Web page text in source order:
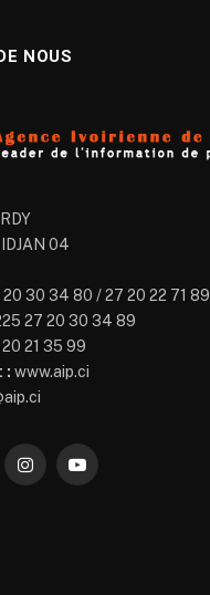
NOUS
04
20 30 34 80 / 27 20 22 71 89
27 20 30 34 89
21 35 99
: www.aip.ci
InstagramYouTube